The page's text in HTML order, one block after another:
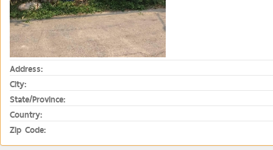
Address:
City:
State/Province:
Country:
Zip Code: